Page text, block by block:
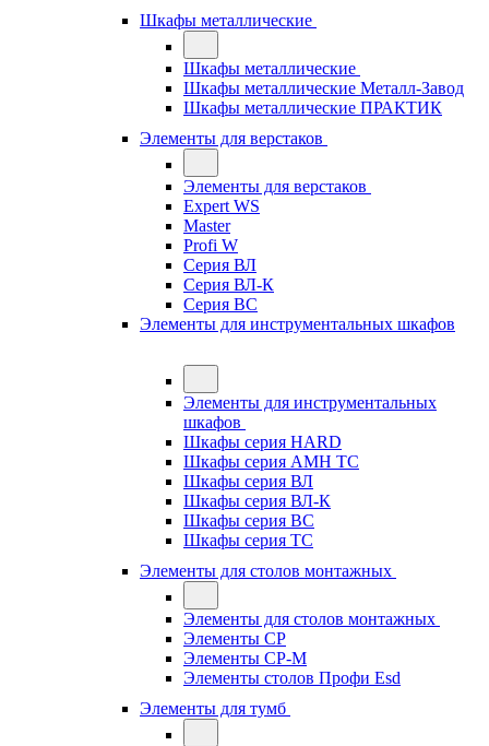
Шкафы металлические
Шкафы металлические
Шкафы металлические Металл-Завод
Шкафы металлические ПРАКТИК
Элементы для верстаков
Элементы для верстаков
Expert WS
Master
Profi W
Серия ВЛ
Серия ВЛ-К
Серия ВС
Элементы для инструментальных шкафов
Элементы для инструментальных
шкафов
Шкафы серия HARD
Шкафы серия АМН ТС
Шкафы серия ВЛ
Шкафы серия ВЛ-К
Шкафы серия ВС
Шкафы серия ТС
Элементы для столов монтажных
Элементы для столов монтажных
Элементы СР
Элементы СР-М
Элементы столов Профи Esd
Элементы для тумб